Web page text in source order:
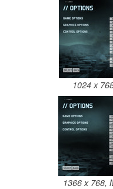
1024 x
1366 x 768,